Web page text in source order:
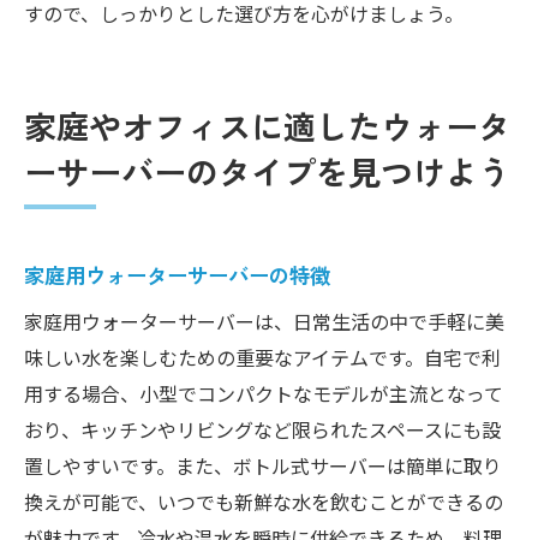
すので、しっかりとした選び方を心がけましょう。
家庭やオフィスに適したウォータ
ーサーバーのタイプを見つけよう
家庭用ウォーターサーバーの特徴
家庭用ウォーターサーバーは、日常生活の中で手軽に美
味しい水を楽しむための重要なアイテムです。自宅で利
用する場合、小型でコンパクトなモデルが主流となって
おり、キッチンやリビングなど限られたスペースにも設
置しやすいです。また、ボトル式サーバーは簡単に取り
換えが可能で、いつでも新鮮な水を飲むことができるの